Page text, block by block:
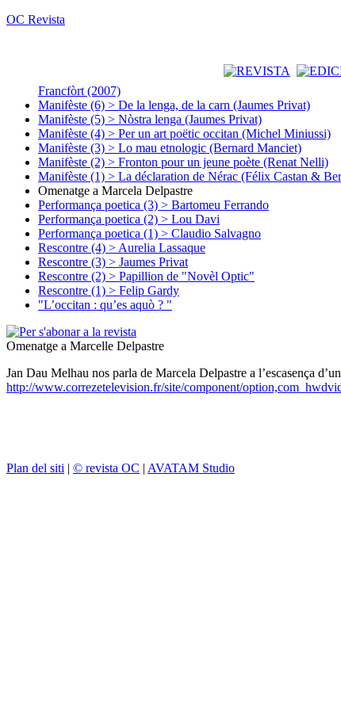
OC Revista
Francfòrt (2007)
Manifèste (6) > De la lenga, de la carn (Jaumes Privat)
Manifèste (5) > Nòstra lenga (Jaumes Privat)
Manifèste (4) > Per un art poëtic occitan (Michel Miniussi)
Manifèste (3) > Lo mau etnologic (Bernard Manciet)
Manifèste (2) > Fronton pour un jeune poète (Renat Nelli)
Manifèste (1) > La déclaration de Nérac (Félix Castan &
Omenatge a Marcela Delpastre
Performança poetica (3) > Bartomeu Ferrando
Performança poetica (2) > Lou Davi
Performança poetica (1) > Claudio Salvagno
Rescontre (4) > Aurelia Lassaque
Rescontre (3) > Jaumes Privat
Rescontre (2) > Papillion de "Novèl Optic"
Rescontre (1) > Felip Gardy
"L’occitan : qu’es aquò ? "
Omenatge a Marcelle Delpastre
Jan Dau Melhau nos parla de Marcela Delpastre a l’escasença
http://www.correzetelevision.fr/site/component/
Plan del siti | © revista OC | AVATAM Studio